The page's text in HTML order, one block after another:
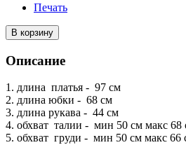
Печать
В корзину
Описание
1. длина платья - 97 см
2. длина юбки - 68 см
3. длина рукава - 44 см
4. обхват талии - мин 50 см макс 68
5. обхват груди - мин 50 см макс 66